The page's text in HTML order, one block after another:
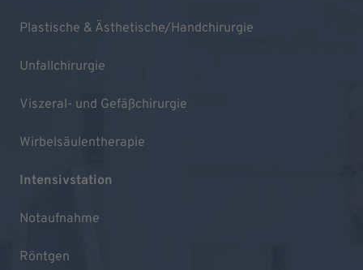
Plastische & Ästhetische/Handchirurgie
Unfallchirurgie
Viszeral- und Gefäßchirurgie
Wirbelsäulentherapie
Intensivstation
Notaufnahme
Röntgen